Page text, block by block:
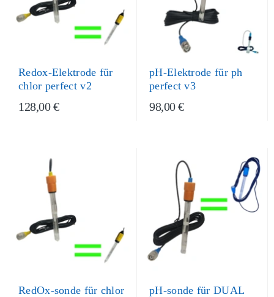
Redox-Elektrode für
chlor perfect v2
128,00 €
pH-Elektrode für ph
perfect v3
98,00 €
RedOx-sonde für chlor
pH-sonde für DUAL